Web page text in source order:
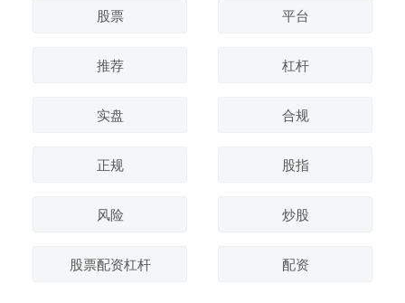
股票 平台
推荐 杠杆
实盘 合规
正规 股指
风险 炒股
股票配资杠杆 配资